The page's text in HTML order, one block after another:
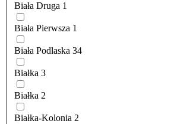
Biała Druga 1
Biała Pierwsza 1
Biała Podlaska 34
Białka 3
Białka 2
Białka-Kolonia 2